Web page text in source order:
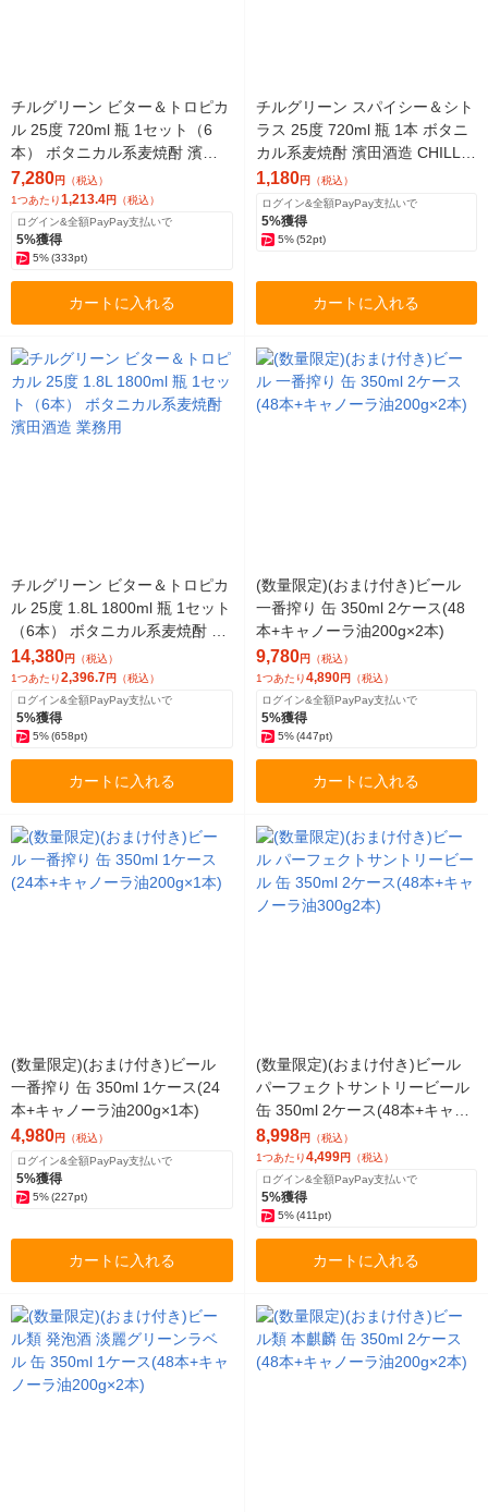
チルグリーン ビター＆トロピカ
ル 25度 720ml 瓶 1セット（6
本） ボタニカル系麦焼酎 濱田
酒造 CHILL GREEN
7,280円 （税込）
1つあたり1,213.4円 （税込）
ログイン&全額PayPay支払いで
5%獲得
5%(333pt)
カートに入れる
チルグリーン スパイシー＆シト
ラス 25度 720ml 瓶 1本 ボタニ
カル系麦焼酎 濱田酒造 CHILL G
REEN
1,180円 （税込）
ログイン&全額PayPay支払いで
5%獲得
5% (52pt)
カートに入れる
チルグリーン ビター＆トロピカ
ル 25度 1.8L 1800ml 瓶 1セット
（6本） ボタニカル系麦焼酎 濱
田酒造 業務用
14,380円 （税込）
1つあたり2,396.7円 （税込）
ログイン&全額PayPay支払いで
5%獲得
5%(658pt)
カートに入れる
(数量限定)(おまけ付き)ビール
一番搾り 缶 350ml 2ケース(48
本+キャノーラ油200g×2本)
9,780円 （税込）
1つあたり4,890円 （税込）
ログイン&全額PayPay支払いで
5%獲得
5% (447pt)
カートに入れる
(数量限定)(おまけ付き)ビール
一番搾り 缶 350ml 1ケース(24
本+キャノーラ油200g×1本)
4,980円 （税込）
ログイン&全額PayPay支払いで
5%獲得
5%(227pt)
カートに入れる
(数量限定)(おまけ付き)ビール
パーフェクトサントリービール
缶 350ml 2ケース(48本+キャノ
ーラ油300g2本)
8,998円 （税込）
1つあたり4,499円 （税込）
ログイン&全額PayPay支払いで
5%獲得
5% (411pt)
カートに入れる